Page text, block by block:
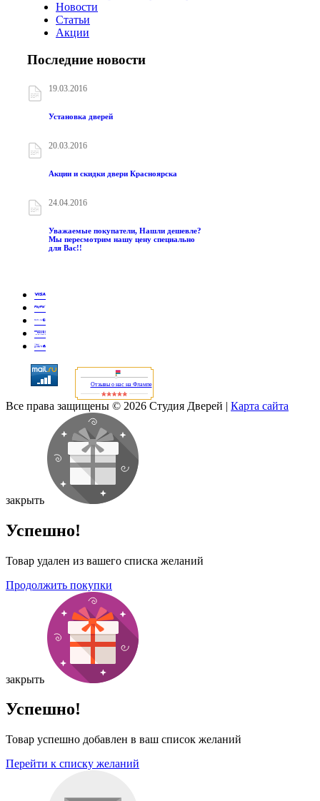
Новости
Статьи
Акции
Последние новости
19.03.2016
Установка дверей
20.03.2016
Акции и скидки двери Красноярска
24.04.2016
Уважаемые покупатели, Нашли дешевле?
Мы пересмотрим нашу цену специально
для Вас!!
Отзывы о нас на Флампе
Все права защищены © 2026 Студия Дверей | Карта сайта
закрыть
Успешно!
Товар удален из вашего списка желаний
Продолжить покупки
закрыть
Успешно!
Товар успешно добавлен в ваш список желаний
Перейти к списку желаний